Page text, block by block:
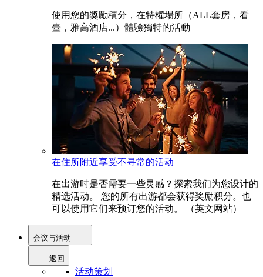
使用您的獎勵積分，在特權場所（ALL套房，看
臺，雅高酒店...）體驗獨特的活動
在住所附近享受不寻常的活动
在出游时是否需要一些灵感？探索我们为您设计的
精选活动。 您的所有出游都会获得奖励积分。也
可以使用它们来预订您的活动。 （英文网站）
会议与活动
返回
活动策划